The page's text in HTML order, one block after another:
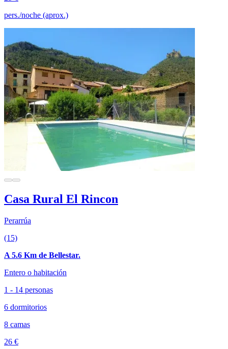
pers./noche (aprox.)
Casa Rural El Rincon
Perarrúa
(15)
A 5.6 Km de Bellestar.
Entero o habitación
1 - 14 personas
6 dormitorios
8 camas
26 €